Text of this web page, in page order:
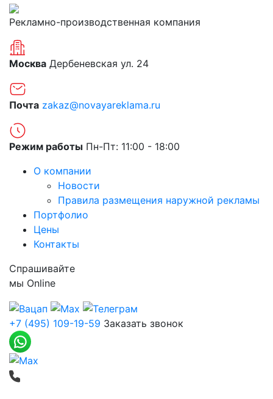
Рекламно-производственная компания
Москва Дербеневская ул. 24
Почта zakaz@novayareklama.ru
Режим работы Пн-Пт: 11:00 - 18:00
О компании
Новости
Правила размещения наружной рекламы
Портфолио
Цены
Контакты
Спрашивайте
мы Online
+7 (495) 109-19-59 Заказать звонок